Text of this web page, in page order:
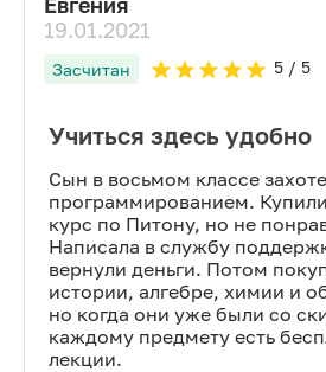
19.01.2021
Засчитан 5/ 5
Учиться здесь удобно
Сын в восьмом классе
программированием.
курс по Питону, но не
Написала в службу
вернули деньги. Потом
истории, алгебре, химии и
но когда они уже были со
каждому предмету есть
лекции.